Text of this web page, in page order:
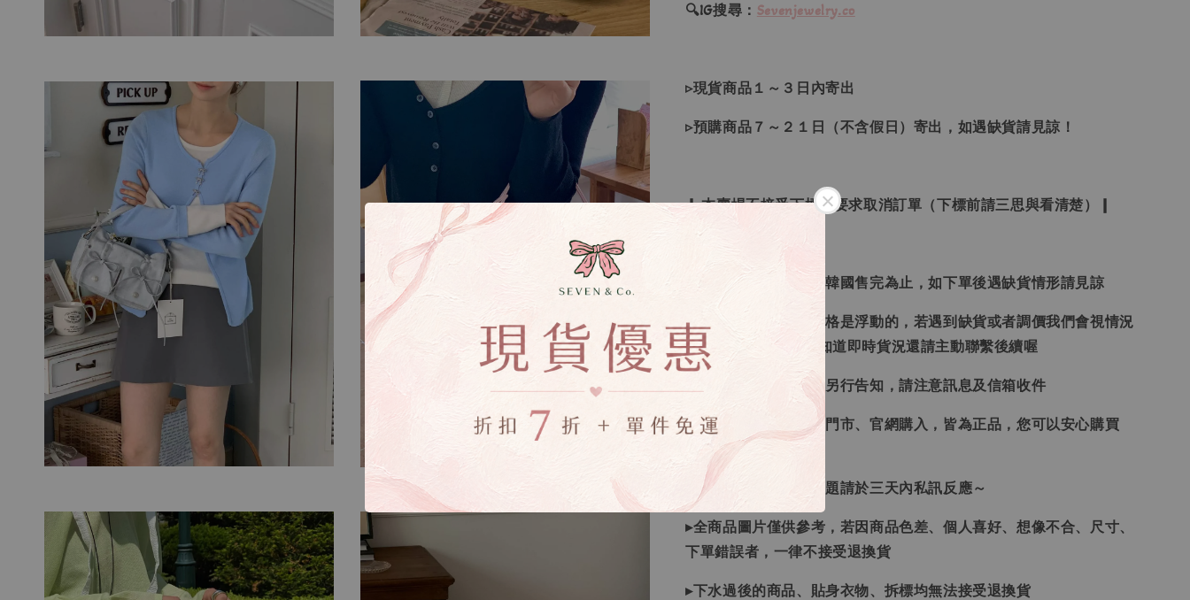
🔍IG搜尋： Sevenjewelry.co
▹現貨商品１～３日內寄出
▹預購商品７～２１日（不含假日）寄出，如遇缺貨請見諒！
❙ 本賣場不接受下標後要求取消訂單（下標前請三思與看清楚）❙
▸所有商品皆以日本、韓國售完為止，如下單後遇缺貨情形請見諒
▸因日本商品貨況和價格是浮動的，若遇到缺貨或者調價我們會視情況
等待下單，若您想要知道即時貨況還請主動聯繫後續喔
▸如遇缺斷貨情形會再另行告知，請注意訊息及信箱收件
▸商品皆由日本、韓國門市、官網購入，皆為正品，您可以安心購買
唷！
▸商品收到後有任何問題請於三天內私訊反應～
▸全商品圖片僅供參考，若因商品色差、個人喜好、想像不合、尺寸、
下單錯誤者，一律不接受退換貨
▸下水過後的商品、貼身衣物、拆標均無法接受退換貨